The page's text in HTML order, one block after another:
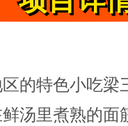
的特色小吃梁
汤里煮熟的面